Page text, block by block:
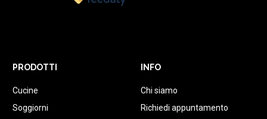
PRODOTTI
Cucine
Soggiorni
INFO
Chi siamo
Richiedi appuntamento